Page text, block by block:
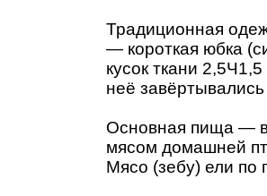
Традиционная
— короткая юбка
кусок ткани
неё
Основная пища —
мясом домашней
Мясо (зебу) ели по